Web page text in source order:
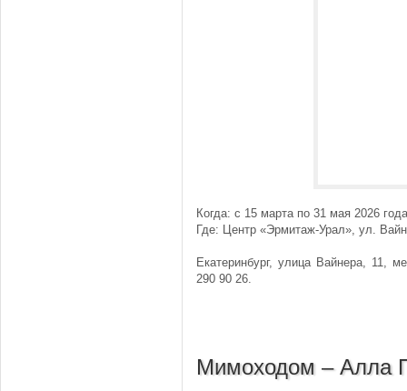
Когда: с 15 марта по 31 мая 2026 года
Где: Центр «Эрмитаж-Урал», ул.
Екатеринбург, улица Вайнера, 11,
290 90 26.
Мимоходом – Алла